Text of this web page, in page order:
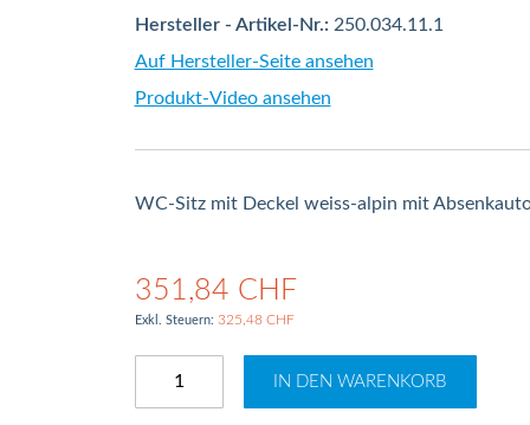
Hersteller - Artikel-Nr.: 250.034.11.1
Auf Hersteller-Seite ansehen
Produkt-Video ansehen
WC-Sitz mit Deckel weiss-alpin mit
351,84 CHF
325,48 CHF
IN DEN WARENKORB